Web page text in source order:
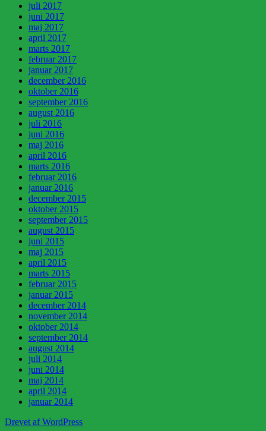
juli 2017
juni 2017
maj 2017
april 2017
marts 2017
februar 2017
januar 2017
december 2016
oktober 2016
september 2016
august 2016
juli 2016
juni 2016
maj 2016
april 2016
marts 2016
februar 2016
januar 2016
december 2015
oktober 2015
september 2015
august 2015
juni 2015
maj 2015
april 2015
marts 2015
februar 2015
januar 2015
december 2014
november 2014
oktober 2014
september 2014
august 2014
juli 2014
juni 2014
maj 2014
april 2014
januar 2014
Drevet af WordPress